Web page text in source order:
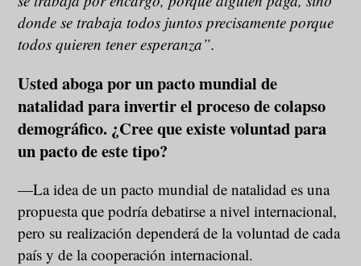
donde se trabaja todos juntos precisamente porque
todos quieren tener esperanza”.
Usted aboga por un pacto mundial de
natalidad para invertir el proceso de colapso
demográfico. ¿Cree que existe voluntad para
un pacto de este tipo?
—La idea de un pacto mundial de natalidad es una
propuesta que podría debatirse a nivel internacional,
pero su realización dependerá de la voluntad de cada
país y de la cooperación internacional.